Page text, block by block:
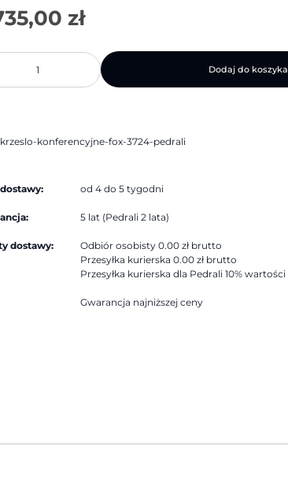
Dodaj do koszyka
krzeslo-konferencyjne-fox-3724-pedrali
od 4 do 5 tygodni
5 lat (Pedrali 2 lata)
dostawy:
Odbiór osobisty 0.00 zł brutto
Przesyłka kurierska 0.00 zł brutto
Przesyłka kurierska dla Pedrali 10% wartości
Gwarancja najniższej ceny